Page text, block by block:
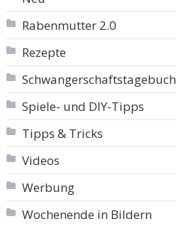
Rabenmutter 2.0
Rezepte
Schwangerschaftstagebuch
Spiele- und DIY-Tipps
Tipps & Tricks
Videos
Werbung
Wochenende in Bildern